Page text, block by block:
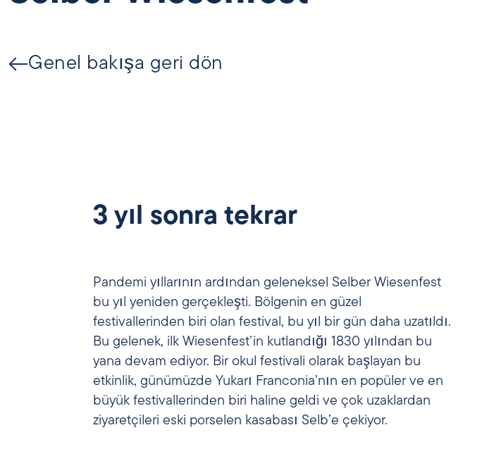
Genel bakışa geri dön
3 yıl sonra tekrar
Pandemi yıllarının ardından geleneksel Selber Wiesenfest
bu yıl yeniden gerçekleşti. Bölgenin en güzel
festivallerinden biri olan festival, bu yıl bir gün daha uzatıldı.
Bu gelenek, ilk Wiesenfest’in kutlandığı 1830 yılından bu
yana devam ediyor. Bir okul festivali olarak başlayan bu
etkinlik, günümüzde Yukarı Franconia’nın en popüler ve en
büyük festivallerinden biri haline geldi ve çok uzaklardan
ziyaretçileri eski porselen kasabası Selb’e çekiyor.